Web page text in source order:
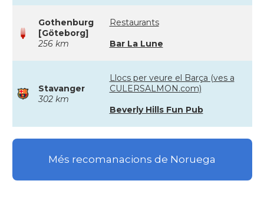
Gothenburg
[Göteborg]
256 km
Restaurants
Bar La Lune
Stavanger
302 km
Llocs per veure el Barça (ves a
CULERSALMON.com)
Beverly Hills Fun Pub
Més recomanacions de Noruega